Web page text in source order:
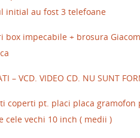
initial au fost 3 telefoane
box impecabile + brosura
– VCD. VIDEO CD. NU SUNT
coperti pt. placi placa gramofon
cele vechi 10 inch ( medii )